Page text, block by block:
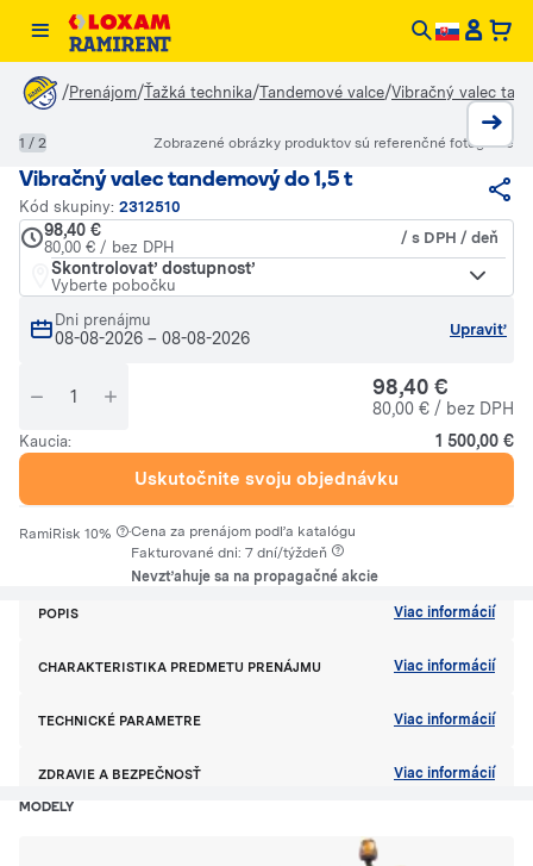
/Prenájom/Ťažká technika/Tandemové valce/Vibračný valec
Vibračný valec tandemový do 1,5 t
Kód skupiny: 2312510
98,40 €
80,00 € / bez DPH
/ s DPH / deň
Skontrolovať dostupnosť
Vyberte pobočku
Dni prenájmu
08-08-2026 – 08-08-2026 Upraviť
98,40 €
80,00 € / bez DPH
Kaucia: 1 500,00 €
Uskutočnite svoju objednávku
RamiRisk 10% ·Cena za prenájom podľa katalógu
Fakturované dni: 7 dní/týždeň
Nevzťahuje sa na propagačné akcie
1 / 2 Zobrazené obrázky produktov sú referenčné fotografie
POPIS Viac informácií
CHARAKTERISTIKA PREDMETU PRENÁJMU Viac informácií
TECHNICKÉ PARAMETRE Viac informácií
ZDRAVIE A BEZPEČNOSŤ Viac informácií
MODELY